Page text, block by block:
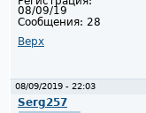
08/09/19
Сообщения: 28
Верх
08/09/2019 - 22:03
Serg257